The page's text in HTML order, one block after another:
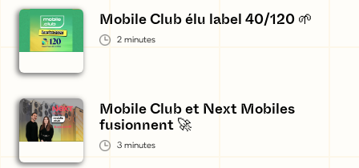
Mobile Club élu label 40/120 🌱
2 minutes
Mobile Club et Next Mobiles
fusionnent 🚀
3 minutes